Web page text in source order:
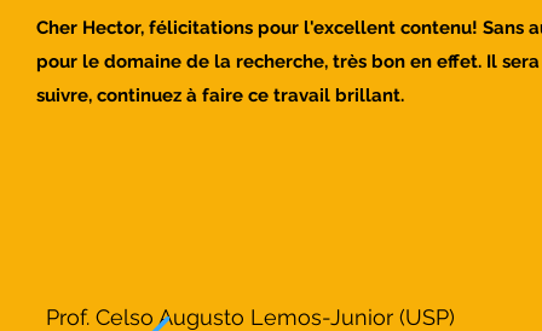
Cher Hector, félicitations pour l'excellent contenu! Sans
pour le domaine de la recherche, très bon en effet. Il
suivre, continuez à faire ce travail brillant.
Prof. Celso Augusto Lemos-Junior (USP)